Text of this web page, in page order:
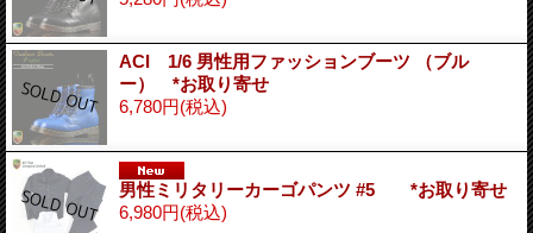
ACI 1/6 男性用ファッションブーツ （ブル
ー） *お取り寄せ
6,780円(税込)
男性ミリタリーカーゴパンツ #5 *お取り寄せ
6,980円(税込)